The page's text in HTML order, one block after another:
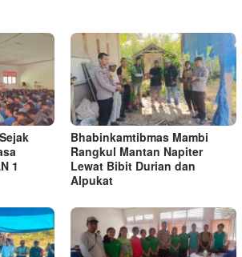
1
Bhabinkamtibmas Mambi
Rangkul Mantan Napiter
Lewat Bibit Durian dan
Alpukat